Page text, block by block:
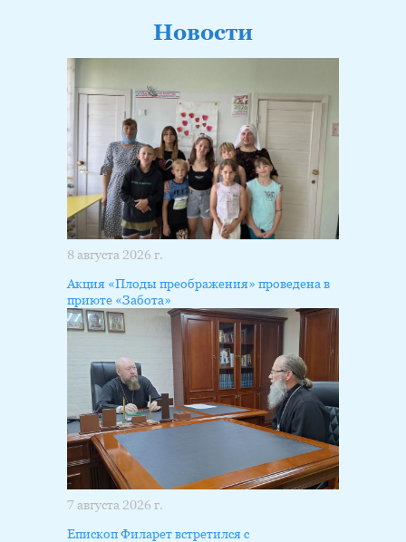
Новости
8 августа 2026 г.
Акция «Плоды преображения» проведена в
приюте «Забота»
7 августа 2026 г.
Епископ Филарет встретился с